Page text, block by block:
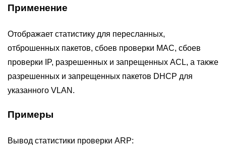
Применение
Отображает статистику для пересланных,
отброшенных пакетов, сбоев проверки MAC, сбоев
проверки IP, разрешенных и запрещенных ACL, а также
разрешенных и запрещенных пакетов DHCP для
указанного VLAN.
Примеры
Вывод статистики проверки ARP: